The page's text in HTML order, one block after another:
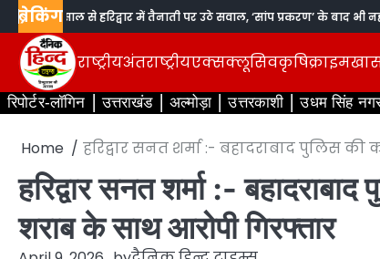
Skip
to
content
ब्रेकिंग
11 साल से हरिद्वार में तैनाती पर उठे सवाल, ‘सांप प्रकरण’ के बाद भी नहीं
राष्ट्रीयअंतराष्ट्रीयएक्सक्लूसिवकृषिक्राइम
रिपोर्टर-लॉगिन उत्तराखंड अल्मोड़ा उत्तरकाशी उधम सिंह
Home हरिद्वार सनत शर्मा :- बहादराबाद पुलिस
हरिद्वार सनत शर्मा :-
शराब के साथ आरोपी गिरफ्तार